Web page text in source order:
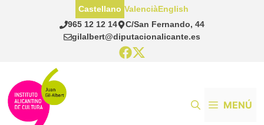
965 12 12 14
C/San Fernando, 44
gilalbert@diputacionalicante.es
Castellano ValenciàEnglish
MENÚ